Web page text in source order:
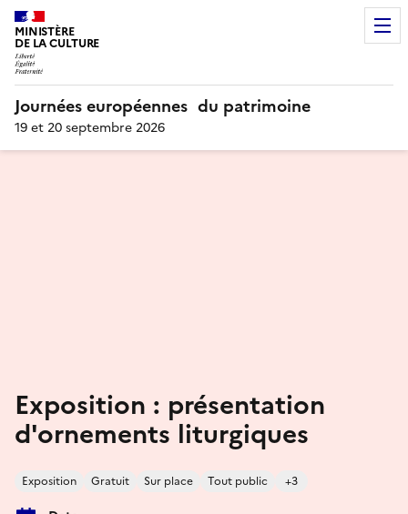
MINISTÈRE
DE LA CULTURE
Journées européennes du patrimoine
19 et 20 septembre 2026
Exposition : présentation
d'ornements liturgiques
Exposition Gratuit Sur place Tout public +3